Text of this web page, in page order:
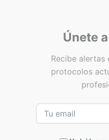
Únete
Recibe alertas
protocolos